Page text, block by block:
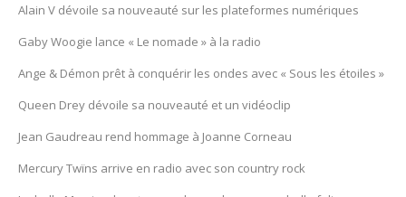
Alain V dévoile sa nouveauté sur les plateformes numériques
Gaby Woogie lance « Le nomade » à la radio
Ange & Démon prêt à conquérir les ondes avec « Sous les étoiles »
Queen Drey dévoile sa nouveauté et un vidéoclip
Jean Gaudreau rend hommage à Joanne Corneau
Mercury Twïns arrive en radio avec son country rock